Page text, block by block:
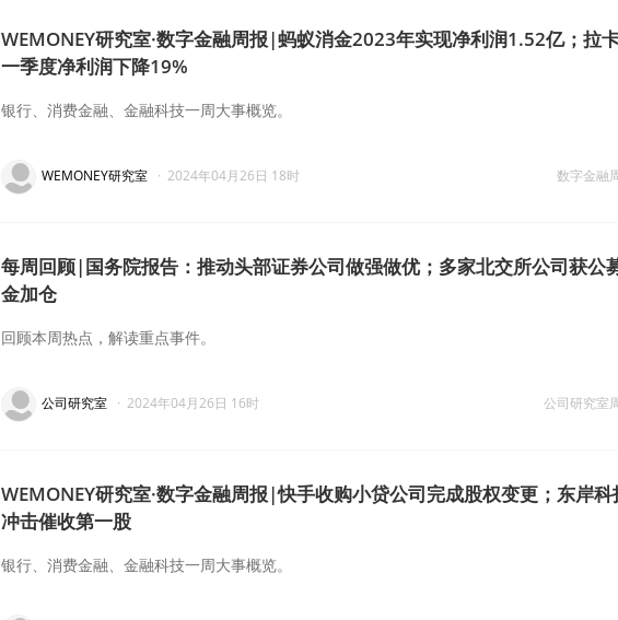
WEMONEY研究室·数字金融周报|蚂蚁消金2023年实现净利润1.52亿；拉
一季度净利润下降19%
银行、消费金融、金融科技一周大事概览。
数字金融
WEMONEY研究室 · 2024年04月26日 18时
每周回顾|国务院报告：推动头部证券公司做强做优；多家北交所公司获公
金加仓
回顾本周热点，解读重点事件。
公司研究室
公司研究室 · 2024年04月26日 16时
WEMONEY研究室·数字金融周报|快手收购小贷公司完成股权变更；东岸科
冲击催收第一股
银行、消费金融、金融科技一周大事概览。